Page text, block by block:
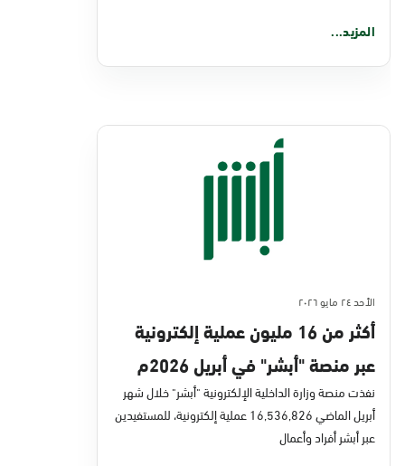
المزيد...
الأحد ٢٤ مايو ٢٠٢٦
أكثر من 16 مليون عملية إلكترونية
عبر منصة "أبشر" في أبريل 2026م
نفذت منصة وزارة الداخلية الإلكترونية "أبشر" خلال شهر
أبريل الماضي 16,536,826 عملية إلكترونية، للمستفيدين
عبر أبشر أفراد وأعمال